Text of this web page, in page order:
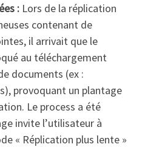
: Lors de la réplication
contenant de
il arrivait que le
au téléchargement
documents (ex :
provoquant un plantage
Le process a été
invite l’utilisateur à
« Réplication plus lente »